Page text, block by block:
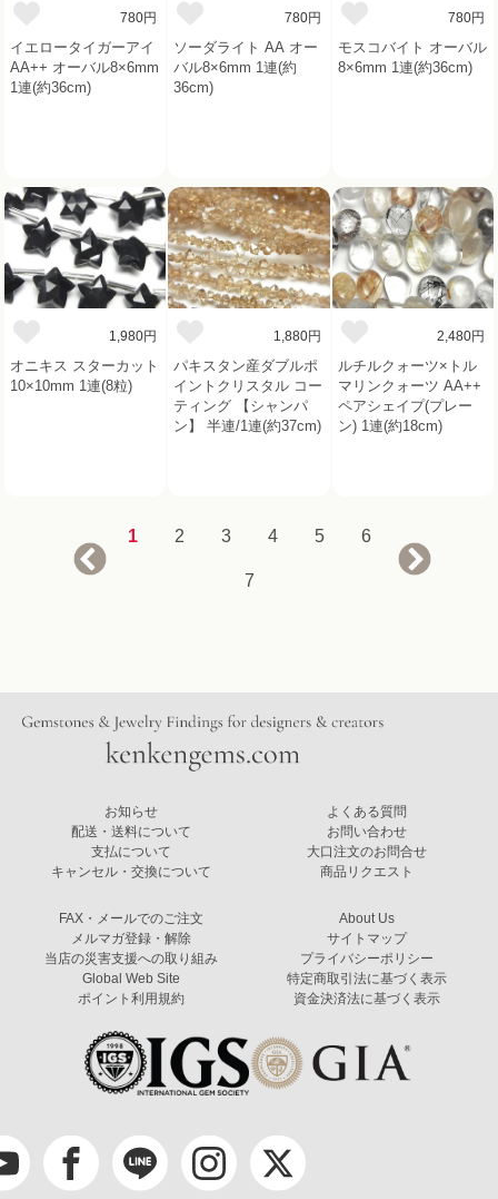
780円
イエロータイガーアイ
AA++ オーバル8×6mm
1連(約36cm)
780円
ソーダライト AA オー
バル8×6mm 1連(約
36cm)
780円
モスコバイト オーバル
8×6mm 1連(約36cm)
1,980円
オニキス スターカット
10×10mm 1連(8粒)
1,880円
パキスタン産ダブルポ
イントクリスタル コー
ティング 【シャンパ
ン】 半連/1連(約37cm)
2,480円
ルチルクォーツ×トル
マリンクォーツ AA++
ペアシェイプ(プレー
ン) 1連(約18cm)
1 2 3 4 5 6
7
お知らせ
配送・送料について
支払について
キャンセル・交換について
よくある質問
お問い合わせ
大口注文のお問合せ
商品リクエスト
FAX・メールでのご注文
メルマガ登録・解除
当店の災害支援への取り組み
Global Web Site
ポイント利用規約
About Us
サイトマップ
プライバシーポリシー
特定商取引法に基づく表示
資金決済法に基づく表示